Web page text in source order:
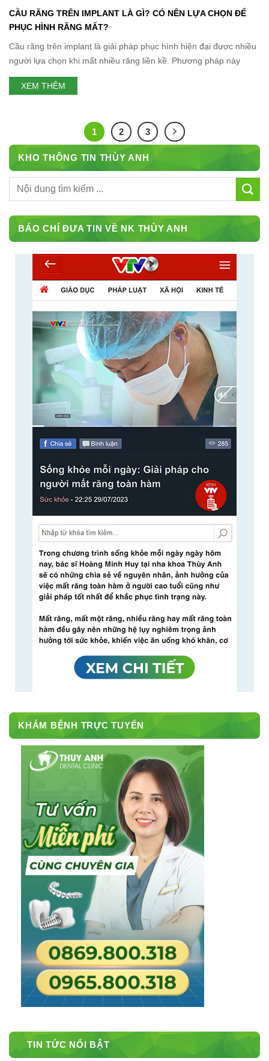
CẦU RĂNG TRÊN IMPLANT LÀ GÌ? CÓ NÊN LỰA CHỌN ĐỂ
PHỤC HÌNH RĂNG MẤT?
Cầu răng trên implant là giải pháp phục hình hiện đại được nhiều
người lựa chọn khi mất nhiều răng liền kề. Phương pháp này
không chỉ giúp khôi phục khả năng ăn nhai chắc chắn mà còn cải
thiện thẩm mỹ và hạn chế tiêu xương hàm hiệu quả. Cầu răng
XEM THÊM
1 2 3
KHO THÔNG TIN THÙY ANH
BÁO CHÍ ĐƯA TIN VỀ NK THÙY ANH
KHÁM BỆNH TRỰC TUYẾN
TIN TỨC NỔI BẬT